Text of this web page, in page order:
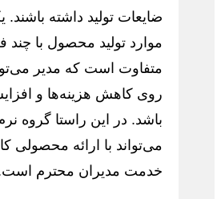
ضایعات تولید داشته باشند.
موارد تولید محصول با
متفاوت است که مدیر
روی کاهش هزینه‌ها و
باشد. در این راستا گروه
می‌تواند با ارائه محصولی
خدمت مدیران محترم